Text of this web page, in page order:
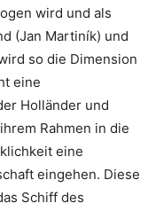
wird und als
(Jan Martiník) und
so die Dimension
eine
Holländer und
Rahmen in die
eine
eingehen. Diese
Schiff des